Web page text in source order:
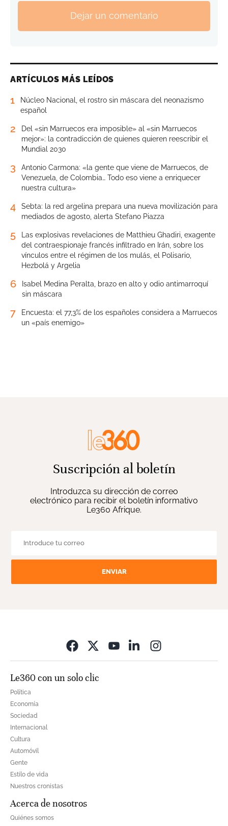
Dejar un comentario
ARTÍCULOS MÁS LEÍDOS
1
Núcleo Nacional, el rostro sin máscara del neonazismo
español
2
Del «sin Marruecos era imposible» al «sin Marruecos
mejor»: la contradicción de quienes quieren reescribir el
Mundial 2030
3
Antonio Carmona: «la gente que viene de Marruecos, de
Venezuela, de Colombia… Todo eso viene a enriquecer
nuestra cultura»
4
Sebta: la red argelina prepara una nueva movilización para
mediados de agosto, alerta Stefano Piazza
5
Las explosivas revelaciones de Matthieu Ghadiri, exagente
del contraespionaje francés infiltrado en Irán, sobre los
vínculos entre el régimen de los mulás, el Polisario,
Hezbolá y Argelia
6
Isabel Medina Peralta, brazo en alto y odio antimarroquí
sin máscara
7
Encuesta: el 77,3% de los españoles considera a Marruecos
un «país enemigo»
Suscripción al boletín
Introduzca su dirección de correo
electrónico para recibir el boletín informativo
Le360 Afrique.
ENVIAR
Le360 con un solo clic
Política
Economía
Sociedad
Internacional
Cultura
Automóvil
Gente
Estilo de vida
Nuestros cronistas
Acerca de nosotros
Quiénes somos